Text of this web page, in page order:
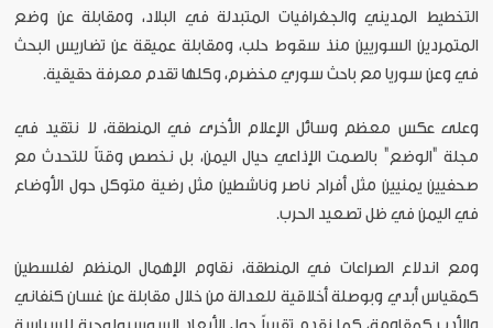
التخطيط المديني والجغرافيات المتبدلة في البلاد، ومقابلة عن وضع
المتمردين السوريين منذ سقوط حلب، ومقابلة عميقة عن تضاريس البحث
في وعن سوريا مع باحث سوري مخضرم، وكلها تقدم معرفة حقيقية.
وعلى عكس معظم وسائل الإعلام الأخرى في المنطقة، لا نتقيد في
مجلة "الوضع" بالصمت الإذاعي حيال اليمن، بل نخصص وقتاً للتحدث مع
صحفيين يمنيين مثل أفراح ناصر وناشطين مثل رضية متوكل حول الأوضاع
في اليمن في ظل تصعيد الحرب.
ومع اندلاع الصراعات في المنطقة، نقاوم الإهمال المنظم لفلسطين
كمقياس أبدي وبوصلة أخلاقية للعدالة من خلال مقابلة عن غسان كنفاني